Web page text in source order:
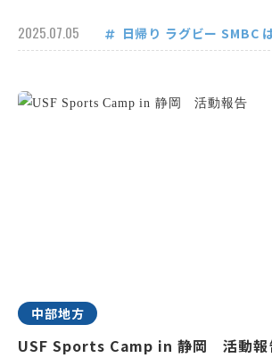
2025.07.05 日帰り ラグビー SMBC
中部地方
USF Sports Camp in 静岡 活動報